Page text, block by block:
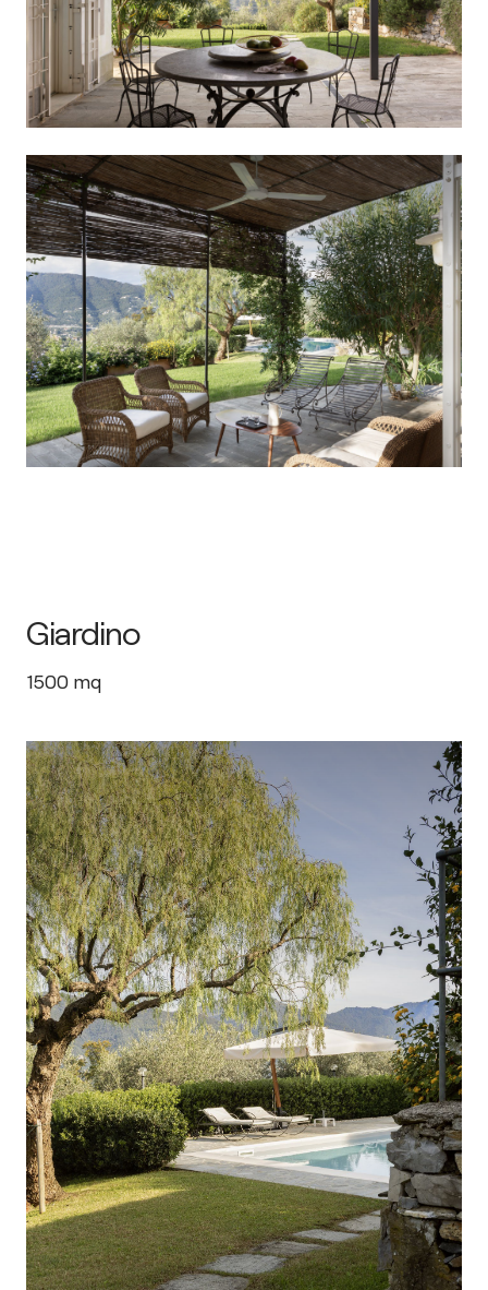
Giardino
1500 mq